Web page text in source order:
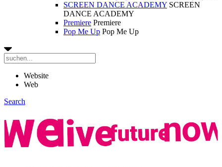
SCREEN DANCE ACADEMY SCREEN
DANCE ACADEMY
Premiere Premiere
Pop Me Up Pop Me Up
Website
Web
Search